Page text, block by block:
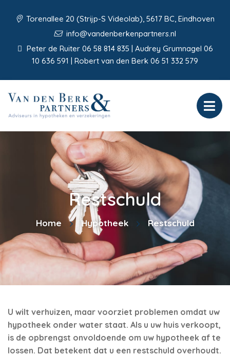
Torenallee 20 (Strijp-S Videolab), 5617 BC, Eindhoven
info@vandenberkenpartners.nl
Peter de Ruiter 06 58 814 835 | Audrey Grumnagel 06
10 636 591 | Robert van den Berk 06 51 332 579
Restschuld
Home Hypotheek Restschuld
U wilt verhuizen, maar voorziet problemen omdat uw
hypotheek onder water staat. Als u uw huis verkoopt,
is de opbrengst onvoldoende om uw hypotheek af te
lossen. Dat betekent dat u een restschuld overhoudt.